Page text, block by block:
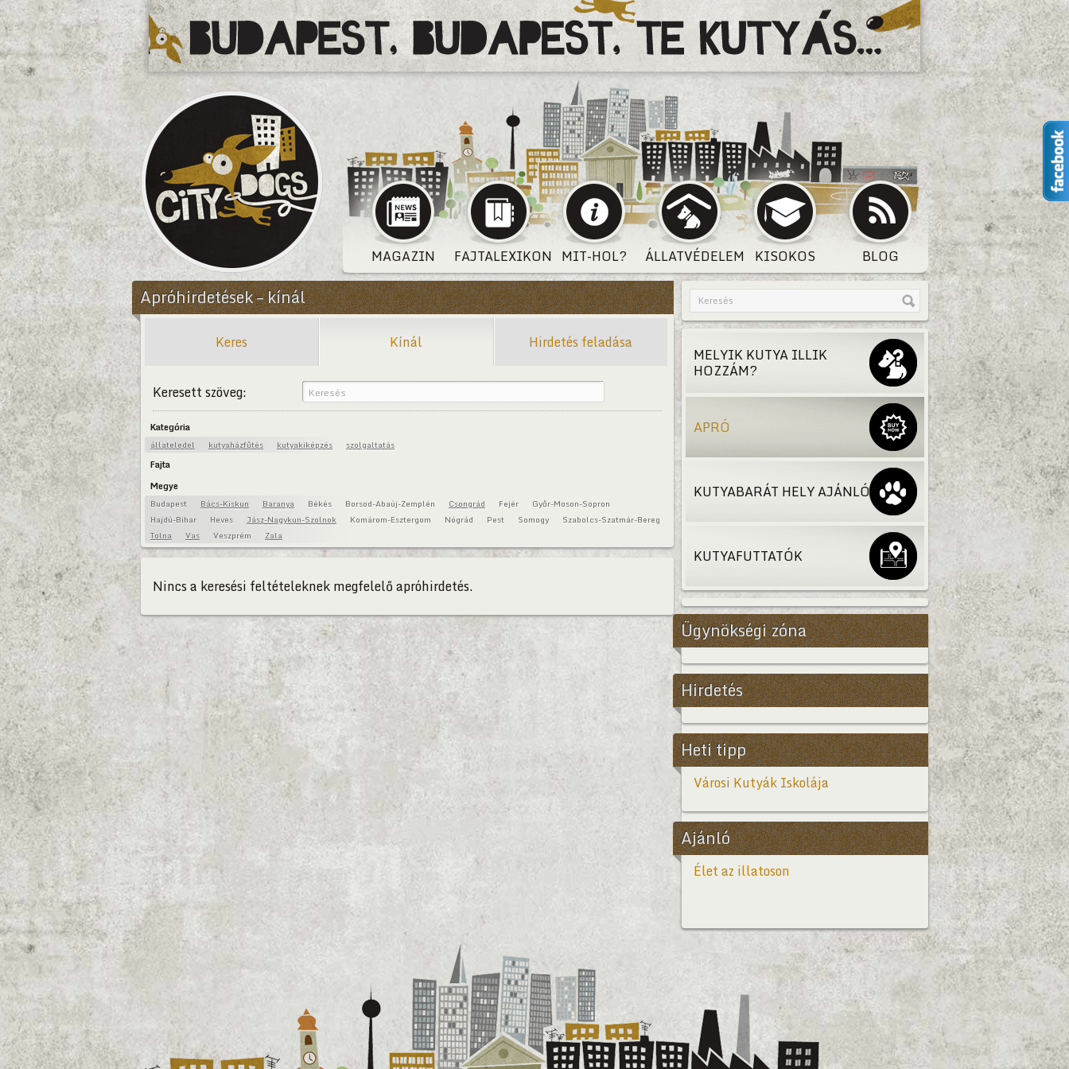
CityDogs
MAGAZIN FAJTALEXIKON MIT-HOL? ÁLLATVÉDELEM KISOKOS BLOG
Apróhirdetések – kínál
Keres Kínál Hirdetés feladása
Keresett szöveg:
Kategória
állateledel kutyaházfűtés kutyakiképzés szolgaltatás
Fajta
Megye
Budapest Bács-Kiskun Baranya Békés Borsod-Abaúj-Zemplén Csongrád Fejér
Győr-Moson-Sopron
Hajdú-Bihar
Heves Jász-Nagykun-Szolnok Komárom-Esztergom Nógrád Pest Somogy
Szabolcs-Szatmár-Bereg
Tolna
Vas Veszprém Zala
Nincs a keresési feltételeknek megfelelő apróhirdetés.
MELYIK KUTYA ILLIK
HOZZÁM?
APRÓ
KUTYABARÁT HELY AJÁNLÓ
KUTYAFUTTATÓK
Ügynökségi zóna
Hirdetés
Heti tipp
Városi Kutyák Iskolája
Ajánló
Élet az illatoson